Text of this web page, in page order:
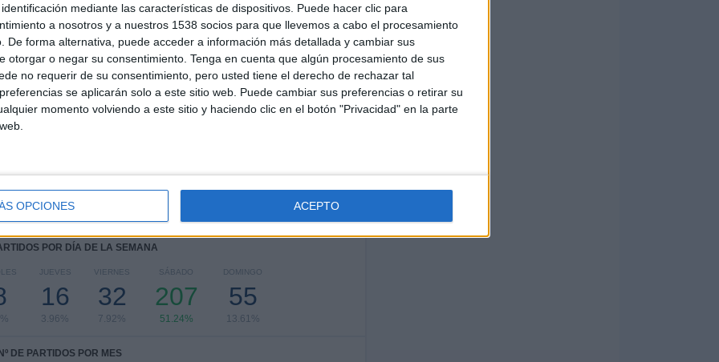
mediante las características de dispositivos. Puede hacer clic para
a nosotros y a nuestros 1538 socios para que llevemos a cabo el procesamiento
De forma alternativa, puede acceder a información más detallada y cambiar sus
otorgar o negar su consentimiento. Tenga en cuenta que algún procesamiento de sus
no requerir de su consentimiento, pero usted tiene el derecho de rechazar tal
se aplicarán solo a este sitio web. Puede cambiar sus preferencias o retirar su
momento volviendo a este sitio y haciendo clic en el botón "Privacidad" en la parte
OPCIONES ACEPTO
70
RIVALES
24
VS FC Bayern
7
COMPETICIONES
RANKING POR COMPETICIONES
Bundesliga
299 (74.01%)
Ver ranking completo
POR DÍA DE LA SEMANA
JUEVES
16
3.96%
VIERNES
32
7.92%
SÁBADO
207
51.24%
DOMINGO
55
13.61%
Nº DE PARTIDOS POR MES